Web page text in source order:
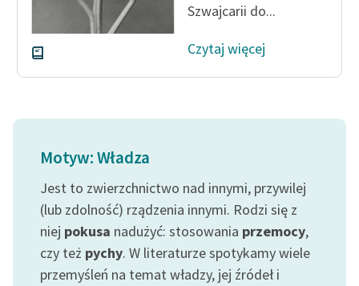
Odkurzamy bohaterów
Szkoła Poezji Wolnych
Lektur
O projekcie
Zespół
Zasady wykorzystania
Wolnych Lektur
Szwajcarii do...
Czytaj więcej
Motyw: Władza
Jest to zwierzchnictwo nad innymi, przywilej
(lub zdolność) rządzenia innymi. Rodzi się z
niej pokusa nadużyć: stosowania przemocy,
czy też pychy. W literaturze spotykamy wiele
przemyśleń na temat władzy, jej źródeł i